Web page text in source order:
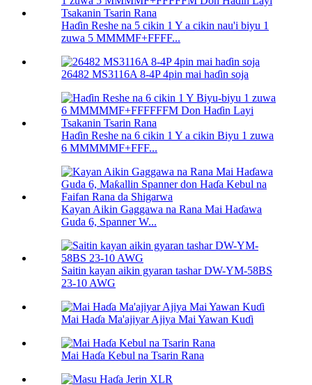
Haɗin Reshe na 5 cikin 1 Y a cikin nau'i biyu 1
zuwa 5 MMMMF+FFFF...
26482 MS3116A 8-4P 4pin mai haɗin soja
Haɗin Reshe na 6 cikin 1 Y a cikin Biyu 1 zuwa
6 MMMMMF+FFF...
Kayan Aikin Gaggawa na Rana Mai Haɗawa
Guda 6, Spanner W...
Saitin kayan aikin gyaran tashar DW-YM-58BS
23-10 AWG
Mai Haɗa Ma'ajiyar Ajiya Mai Yawan Kuɗi
Mai Haɗa Kebul na Tsarin Rana